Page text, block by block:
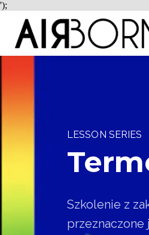
');
LESSON SERIES
Szkolenie z